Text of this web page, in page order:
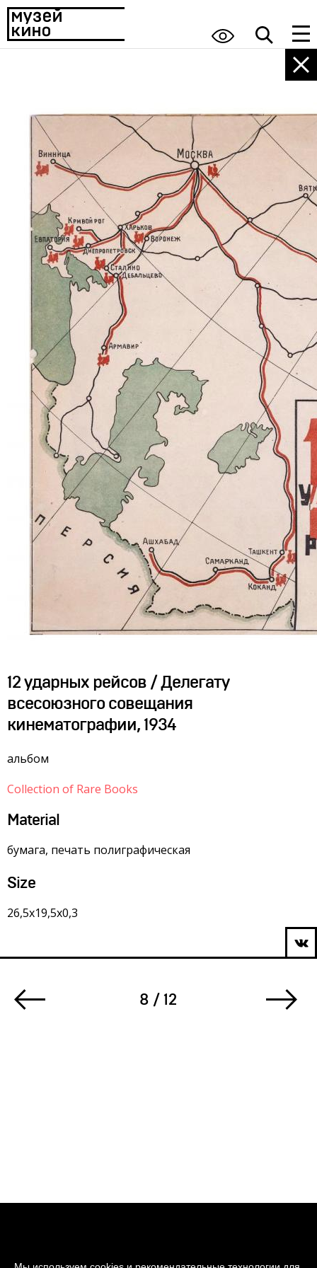
12 ударных рейсов / Делегату
всесоюзного совещания
кинематографии, 1934
альбом
Collection of Rare Books
Material
бумага, печать полиграфическая
Size
26,5х19,5х0,3
8 / 12